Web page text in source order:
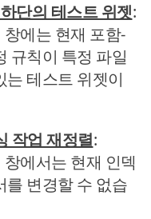
단의 테스트 위젯:
에는 현재 포함-
규칙이 특정 파일
테스트 위젯이
작업 재정렬:
에서는 현재 인덱
를 변경할 수 없습